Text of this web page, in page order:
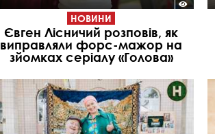
НОВИНИ
Євген Лісничий розповів, як
виправляли форс-мажор на
зйомках серіалу «Голова»